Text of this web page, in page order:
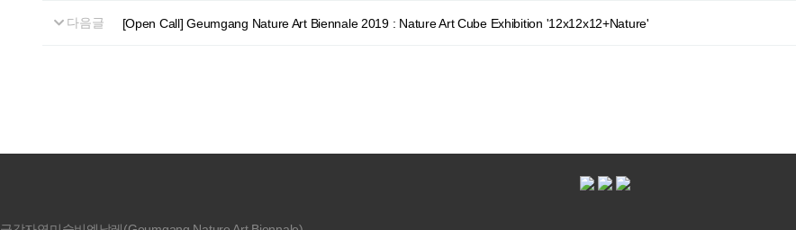
다음글 [Open Call] Geumgang Nature Art Biennale 2019 : Nature Art Cube Exhibition '12x12x12+Nature'